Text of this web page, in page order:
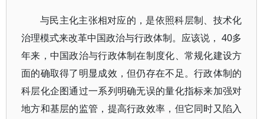
与民主化主张相对应的，是依照科层制、技术化
治理模式来改革中国政治与行政体制。应该说， 40多
年来，中国政治与行政体制在制度化、常规化建设方
面的确取得了明显成效，但仍存在不足。行政体制的
科层化企图通过一系列明确无误的量化指标来加强对
地方和基层的监管，提高行政效率，但它同时又陷入